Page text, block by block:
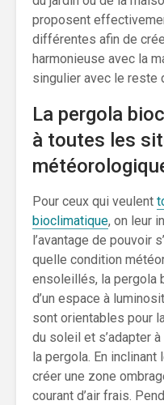
proposent
différentes afin de
harmonieuse avec la
singulier avec le reste
La pergola
à toutes les
Pour ceux qui veulent
bioclimatique, on leur
l’avantage de pouvoir
quelle condition
ensoleillés, la pergola
d’un espace à
sont orientables pour
du soleil et s’adapter
la pergola. En
créer une zone
courant d’air frais.